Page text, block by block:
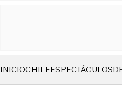
INICIOCHILEESPECTÁCULOS